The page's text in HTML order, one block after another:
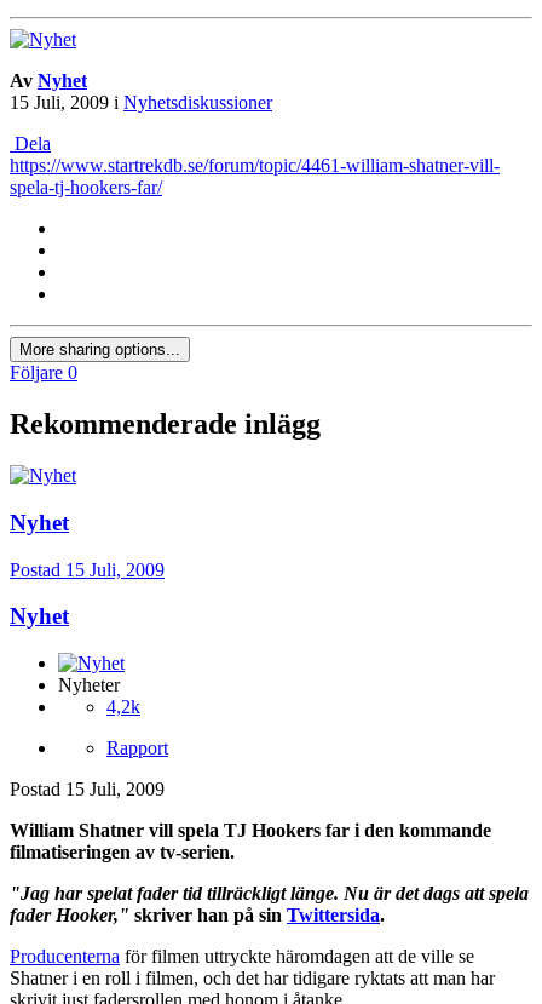
Av Nyhet
15 Juli, 2009 i Nyhetsdiskussioner
Dela
https://www.startrekdb.se/forum/topic/4461-william-shatner-vill-
spela-tj-hookers-far/
More sharing options...
Följare 0
Rekommenderade inlägg
Nyhet
Postad 15 Juli, 2009
Nyhet
Nyheter
4,2k
Rapport
Postad 15 Juli, 2009
William Shatner vill spela TJ Hookers far i den kommande
filmatiseringen av tv-serien.
"Jag har spelat fader tid tillräckligt länge. Nu är det dags att spela
fader Hooker," skriver han på sin Twittersida.
Producenterna för filmen uttryckte häromdagen att de ville se
Shatner i en roll i filmen, och det har tidigare ryktats att man har
skrivit just fadersrollen med honom i åtanke.